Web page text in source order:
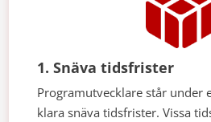
1. Snäva tidsfrister
Programutvecklare står under
klara snäva tidsfrister. Vissa